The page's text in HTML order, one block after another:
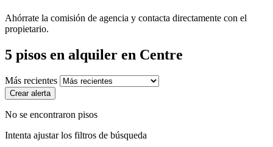
Ahórrate la comisión de agencia y contacta directamente con el
propietario.
5 pisos en alquiler en Centre
Más recientes
Crear alerta
No se encontraron pisos
Intenta ajustar los filtros de búsqueda